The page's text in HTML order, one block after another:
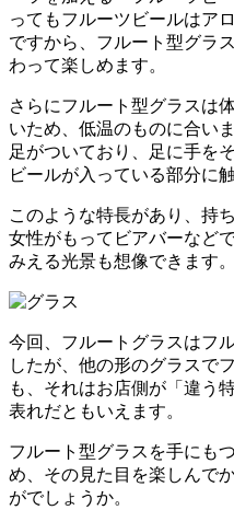
ってもフルーツビールはア
ですから、フルート型グラ
わって楽しめます。
さらにフルート型グラスは
いため、低温のものに合い
足がついており、足に手を
ビールが入っている部分に
このような特長があり、持
女性がもってビアバーなど
みえる光景も想像できます。
今回、フルートグラスはフ
したが、他の形のグラスで
も、それはお店側が「違う
表れだともいえます。
フルート型グラスを手にも
め、その見た目を楽しんで
がでしょうか。